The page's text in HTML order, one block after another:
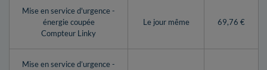
Mise en service d'urgence -
énergie coupée
Compteur Linky
Le jour même 69,76 €
Mise en service d’urgence -